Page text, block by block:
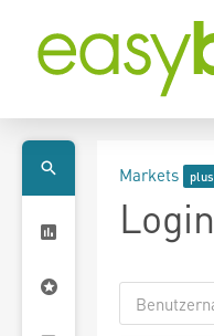
Markets
Login